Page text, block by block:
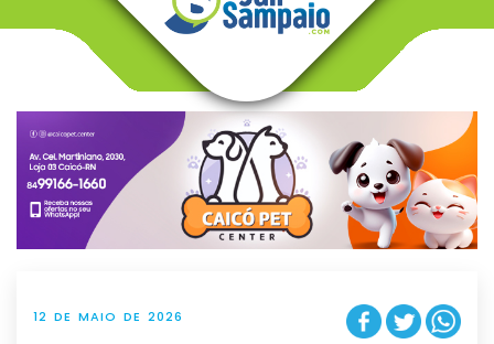
v
g
t
i
o
n
12 DE MAIO DE 2026